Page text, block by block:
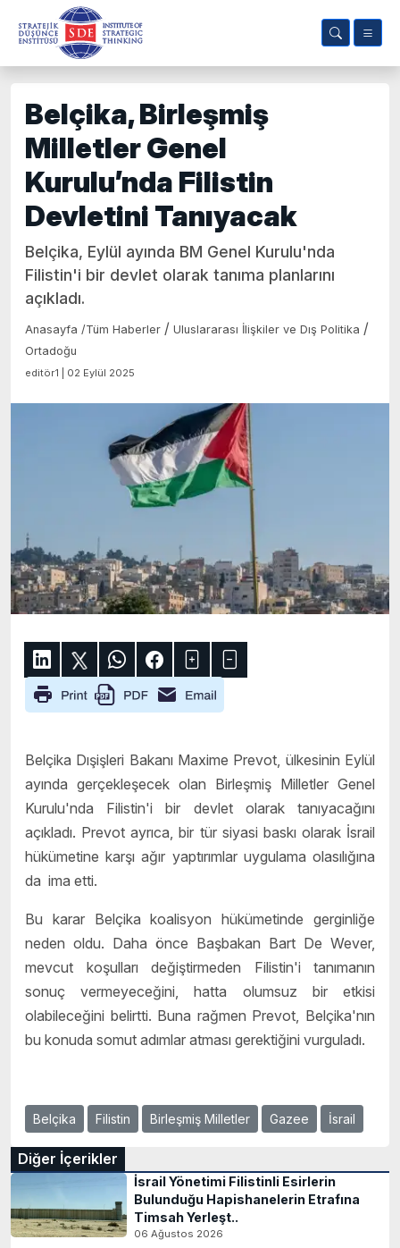
Belçika, Birleşmiş
Milletler Genel
Kurulu’nda Filistin
Devletini Tanıyacak
Belçika, Eylül ayında BM Genel Kurulu'nda
Filistin'i bir devlet olarak tanıma planlarını
açıkladı.
Anasayfa /Tüm Haberler / Uluslararası İlişkiler ve Dış Politika /
Ortadoğu
editör1 | 02 Eylül 2025
Belçika Dışişleri Bakanı Maxime Prevot, ülkesinin Eylül
ayında gerçekleşecek olan Birleşmiş Milletler Genel
Kurulu'nda Filistin'i bir devlet olarak tanıyacağını
açıkladı. Prevot ayrıca, bir tür siyasi baskı olarak İsrail
hükümetine karşı ağır yaptırımlar uygulama olasılığına
da ima etti.
Bu karar Belçika koalisyon hükümetinde gerginliğe
neden oldu. Daha önce Başbakan Bart De Wever,
mevcut koşulları değiştirmeden Filistin'i tanımanın
sonuç vermeyeceğini, hatta olumsuz bir etkisi
olabileceğini belirtti. Buna rağmen Prevot, Belçika'nın
bu konuda somut adımlar atması gerektiğini vurguladı.
Belçika Filistin Birleşmiş Milletler Gazee İsrail
Diğer İçerikler
İsrail Yönetimi Filistinli Esirlerin
Bulunduğu Hapishanelerin Etrafına
Timsah Yerleşt..
06 Ağustos 2026